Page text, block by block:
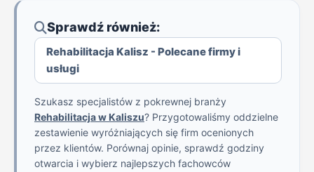
Sprawdź również:
Rehabilitacja Kalisz - Polecane firmy i
usługi
Szukasz specjalistów z pokrewnej branży
Rehabilitacja w Kaliszu? Przygotowaliśmy oddzielne
zestawienie wyróżniających się firm ocenionych
przez klientów. Porównaj opinie, sprawdź godziny
otwarcia i wybierz najlepszych fachowców